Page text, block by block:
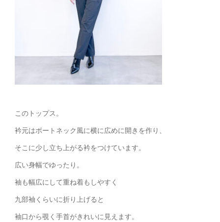
このトップス。
衿元はボートネック風に横に広めに開きを作り、
そこに少し立ち上がる衿をつけています。
広い身幅でゆったり。
袖も幅広にして重ね着もしやすく
九部袖くらいに折り上げると
袖口から覗く手首がきれいに見えます。